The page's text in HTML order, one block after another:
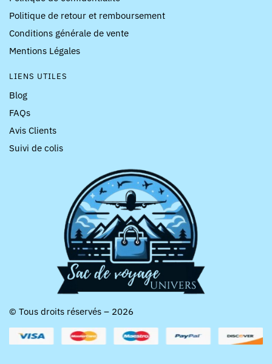
Politique de retour et remboursement
Conditions générale de vente
Mentions Légales
LIENS UTILES
Blog
FAQs
Avis Clients
Suivi de colis
© Tous droits réservés – 2026